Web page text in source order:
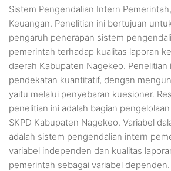
Sistem Pengendalian Intern
Keuangan. Penelitian ini bertujuan
pengaruh penerapan sistem
pemerintah terhadap kualitas laporan
daerah Kabupaten Nagekeo.
pendekatan kuantitatif, dengan
yaitu melalui penyebaran kuesioner.
penelitian ini adalah bagian
SKPD Kabupaten Nagekeo. Variabel
adalah sistem pengendalian intern
variabel independen dan kualitas
pemerintah sebagai variabel